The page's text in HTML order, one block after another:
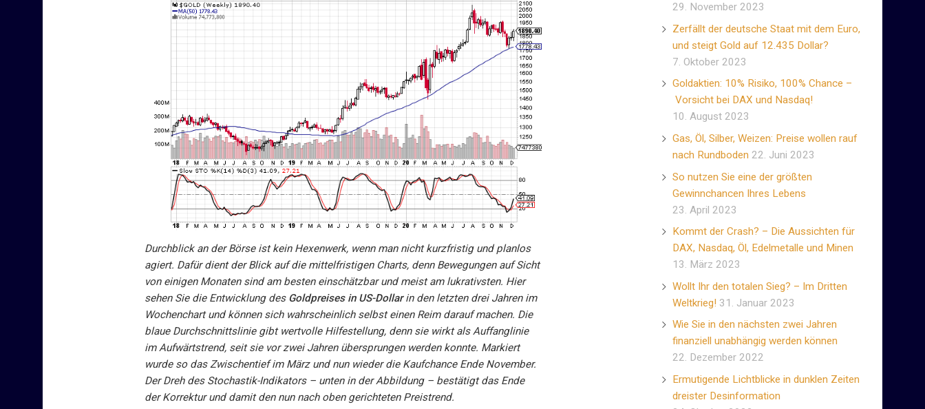
Durchblick an der Börse ist kein Hexenwerk, wenn man nicht kurzfristig und planlos
agiert. Dafür dient der Blick auf die mittelfristigen Charts, denn Bewegungen auf Sicht
von einigen Monaten sind am besten einschätzbar und meist am lukrativsten. Hier
sehen Sie die Entwicklung desGoldpreises in US-Dollarin den letzten drei Jahren im
Wochenchart und können sich wahrscheinlich selbst einen Reim darauf machen. Die
blaue Durchschnittslinie gibt wertvolle Hilfestellung, denn sie wirkt als Auffanglinie
im Aufwärtstrend, seit sie vor zwei Jahren übersprungen werden konnte. Markiert
wurde so das Zwischentief im März und nun wieder die Kaufchance Ende November.
Der Dreh des Stochastik-Indikators – unten in der Abbildung – bestätigt das Ende
der Korrektur und damit den nun nach oben gerichteten Preistrend.
29. November 2023
Zerfällt der deutsche Staat mit dem Euro,
und steigt Gold auf 12.435 Dollar?
7. Oktober 2023
Goldaktien: 10% Risiko, 100% Chance –
Vorsicht bei DAX und Nasdaq!
10. August 2023
Gas, Öl, Silber, Weizen: Preise wollen rauf
nach Rundboden 22. Juni 2023
So nutzen Sie eine der größten
Gewinnchancen Ihres Lebens
23. April 2023
Kommt der Crash? – Die Aussichten für
DAX, Nasdaq, Öl, Edelmetalle und Minen
13. März 2023
Wollt Ihr den totalen Sieg? – Im Dritten
Weltkrieg! 31. Januar 2023
Wie Sie in den nächsten zwei Jahren
finanziell unabhängig werden können
22. Dezember 2022
Ermutigende Lichtblicke in dunklen Zeiten
dreister Desinformation